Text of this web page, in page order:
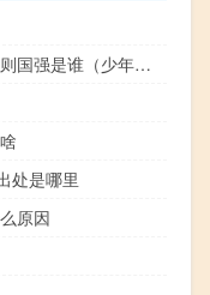
少年富则国富少年强则国强是谁（少年富则国富 少年强则国强什么意思）
处是哪里
原因